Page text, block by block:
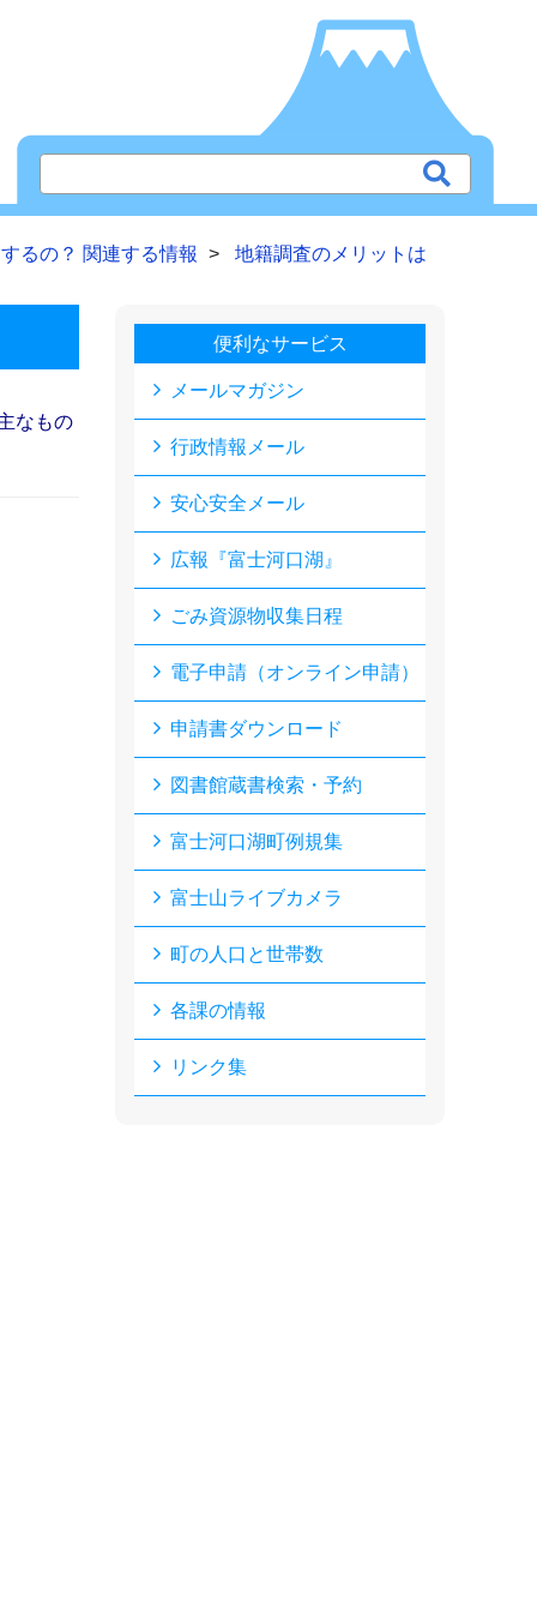
るの？ 関連する情報 地籍調査のメリットは
なもの
便利なサービス
メールマガジン
行政情報メール
安心安全メール
広報『富士河口湖』
ごみ資源物収集日程
電子申請（オンライン申請）
申請書ダウンロード
図書館蔵書検索・予約
富士河口湖町例規集
富士山ライブカメラ
町の人口と世帯数
各課の情報
リンク集